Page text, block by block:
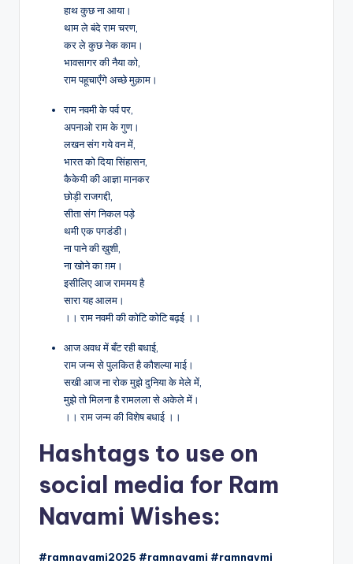
हाथ कुछ ना आया।
थाम ले बंदे राम चरण,
कर ले कुछ नेक काम।
भावसागर की नैया को,
राम पहूचाएँगे अच्छे मुक़ाम।
राम नवमी के पर्व पर,
अपनाओ राम के गुण।
लखन संग गये वन में,
भारत को दिया सिंहासन,
कैकेयी की आज्ञा मानकर
छोड़ी राजगद्दी,
सीता संग निकल पड़े
थमी एक पगडंडी।
ना पाने की ख़ुशी,
ना खोने का ग़म।
इसीलिए आज राममय है
सारा यह आलम।
।। राम नवमी की कोटि कोटि बढ़ई ।।
आज अवध में बँट रही बधाई,
राम जन्म से पुलकित है कौशल्या माई।
सखी आज ना रोक मुझे दुनिया के मेले में,
मुझे तो मिलना है रामलला से अकेले में।
।। राम जन्म की विशेष बधाई ।।
Hashtags to use on
social media for Ram
Navami Wishes:
#ramnavami2025 #ramnavami #ramnavmi